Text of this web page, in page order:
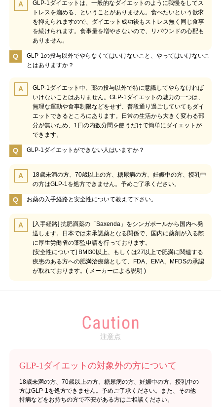
A
GLP-1ダイエットは、一般的なダイエットのように我慢をしてス
トレスを溜める、ということがありません。食べたいという欲求
を抑えられますので、ダイエット成功後もストレス無く同じ食事
を続けられます。食事量を増やさないので、リバウンドの心配も
ありません。
Q
GLP-1の投与以外でやらなくてはいけないこと、やってはいけないこ
とはありますか？
A
GLP-1ダイエット中、薬の投与以外で特に意識してやらなければ
いけないことはありません。GLP-1ダイエットの魅力の一つは、
無理な運動や食事制限などをせず、普段通り過ごしていてもダイ
エットできるところにあります。日常の生活から大きく変わる部
分が無いため、1日の内数分間を使うだけで簡単にダイエットが
できます。
Q GLP-1ダイエットができない人はいますか？
A
18歳未満の方、70歳以上の方、糖尿病の方、妊娠中の方、授乳中
の方はGLP-1を処方できません。予めご了承ください。
Q お薬の入手経路と安全性について教えて下さい。
A
[入手経路] 抗肥満薬の「Saxenda」をシンガポールから国内へ発
送します。日本では未承認薬となる関係で、国内に薬剤が入る際
に厚生労働省の薬監申請を行っております。
[安全性について] BMI30以上、もしくは27以上で肥満に関連する
疾患のある方への肥満治療薬として、FDA、EMA、MFDSの承認
が取れております。( メーカーによる説明 )
注意点
GLP-1ダイエットの対象外の方について
18歳未満の方、70歳以上の方、糖尿病の方、妊娠中の方、授乳中の
方はGLP-1を処方できません。予めご了承ください。また、その他
持病などをお持ちの方で不安がある方はご相談ください。